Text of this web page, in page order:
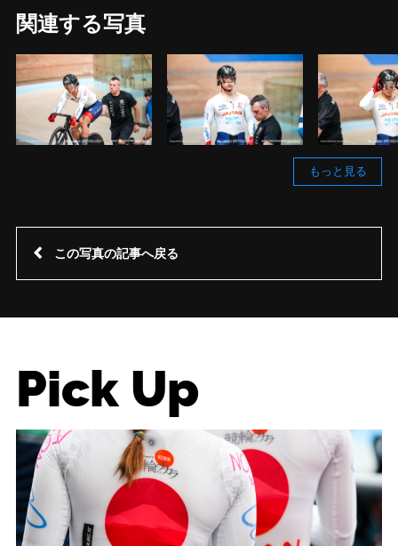
関連する写真
もっと見る
この写真の記事へ戻る
Pick Up